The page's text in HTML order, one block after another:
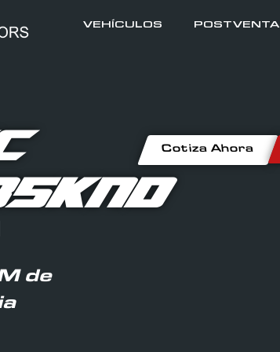
VEHÍCULOS POSTVENTA
de
Cotiza Ahora